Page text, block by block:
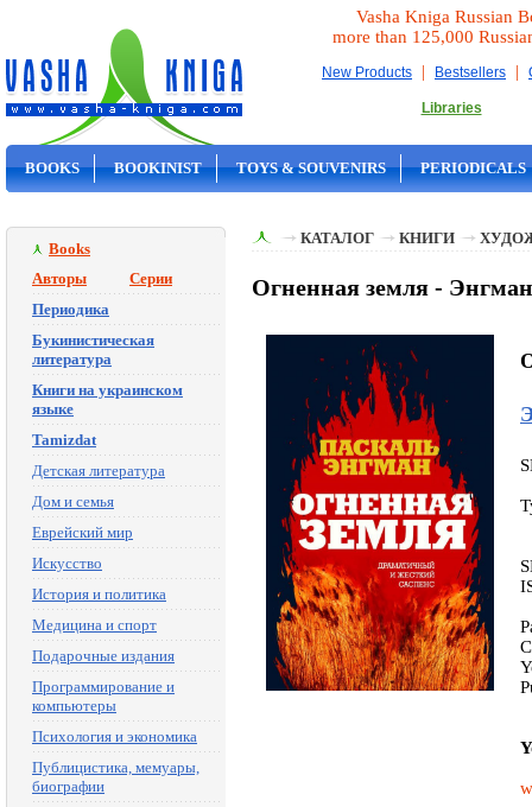
Vasha Kniga Russian
more than 125,000
New Products | Bestsellers |
Libraries
BOOKS BOOKINIST TOYS & SOUVENIRS PERIODICALS
Books
Авторы
Серии
Периодика
Букинистическая
литература
Книги на украинском
языке
Tamizdat
Детская литература
Дом и семья
Еврейский мир
Искусство
История и политика
Медицина и спорт
Подарочные издания
Программирование и
компьютеры
Психология и экономика
Публицистика, мемуары,
биографии
КАТАЛОГ КНИГИ
Огненная земля -